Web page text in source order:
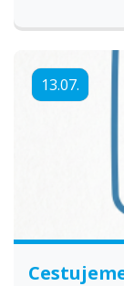
tanečníci
nacvičíme
týdne
do 12:30. V
13.07.